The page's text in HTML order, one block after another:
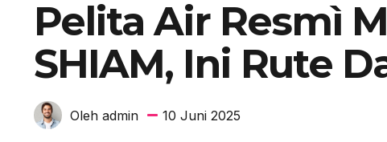
Pelita Air Resmì
SHIAM, Ini Rute
Oleh admin 10 Juni 2025